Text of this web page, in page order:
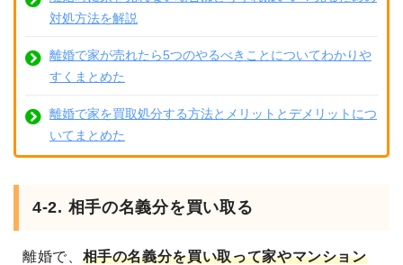
対処方法を解説
離婚で家が売れたら5つのやるべきことについてわかりや
すくまとめた
離婚で家を買取処分する方法とメリットとデメリットにつ
いてまとめた
4-2. 相手の名義分を買い取る
離婚で、 相手の名義分を買い取って家やマンション